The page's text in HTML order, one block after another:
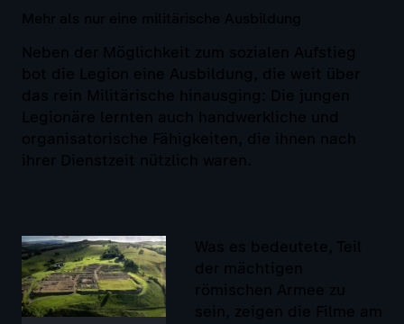
Mehr als nur eine militärische Ausbildung
Neben der Möglichkeit zum sozialen Aufstieg
bot die Legion eine Ausbildung, die weit über
das rein Militärische hinausging: Die jungen
Legionäre lernten auch handwerkliche und
organisatorische Fähigkeiten, die ihnen nach
ihrer Dienstzeit nützlich waren.
Was es bedeutete, Teil
der mächtigen
römischen Armee zu
sein, zeigen die Filme am